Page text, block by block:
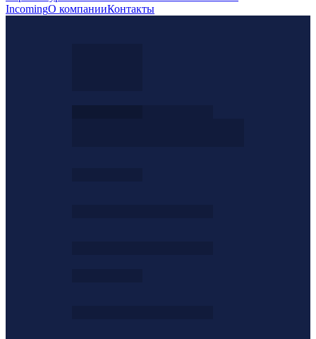
IncomingО компанииКонтакты